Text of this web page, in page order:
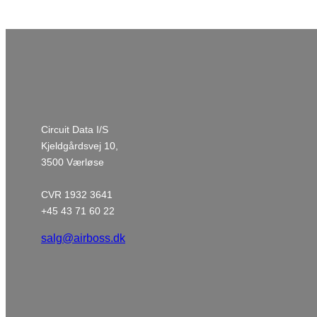
Circuit Data I/S
Kjeldgårdsvej 10,
3500 Værløse
CVR 1932 3641
+45 43 71 60 22
salg@airboss.dk